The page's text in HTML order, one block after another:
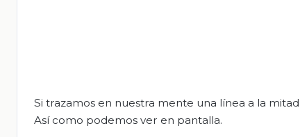
Si trazamos en nuestra mente una línea a la
Así como podemos ver en pantalla.